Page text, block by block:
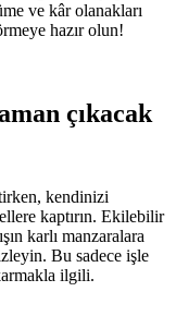
ve kâr olanakları
hazır olun!
çıkacak
kendinizi
kaptırın. Ekilebilir
karlı manzaralara
Bu sadece işle
ilgili.